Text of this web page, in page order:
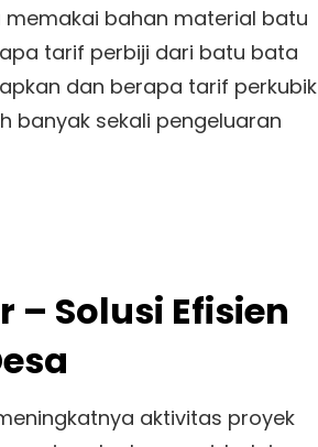
memakai bahan material batu
tarif perbiji dari batu bata
dan berapa tarif perkubik
banyak sekali pengeluaran
Solusi Efisien
aktivitas proyek